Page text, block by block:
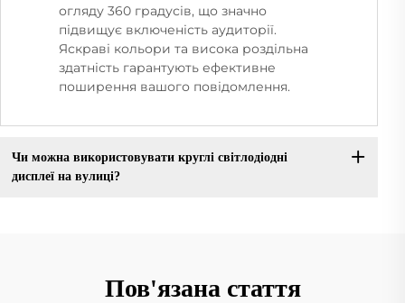
огляду 360 градусів, що значно
підвищує включеність аудиторії.
Яскраві кольори та висока роздільна
здатність гарантують ефективне
поширення вашого повідомлення.
Чи можна використовувати круглі світлодіодні
дисплеї на вулиці?
Пов'язана стаття